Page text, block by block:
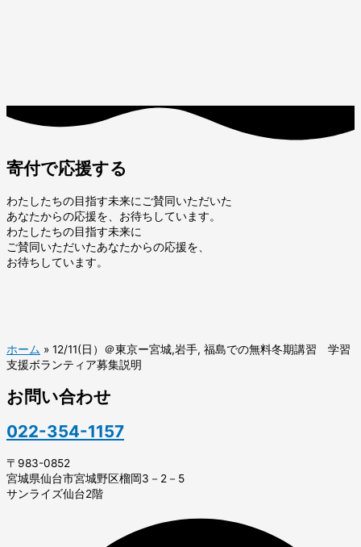
寄付で応援する
わたしたちの目指す未来にご賛同いただいた
あなたからの応援を、お待ちしています。
わたしたちの目指す未来に
ご賛同いただいたあなたからの応援を、
お待ちしています。
ホーム » 12/11(日）＠東京ー宮城,岩手, 福島での無料冬期講習 学習
支援ボランティア募集説明
お問い合わせ
022-354-1157
〒983-0852
宮城県仙台市宮城野区榴岡3－2－5
サンライズ仙台2階​